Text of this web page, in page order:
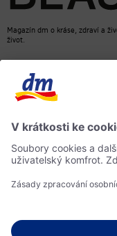
Magazín dm o kráse, zdraví a
život.